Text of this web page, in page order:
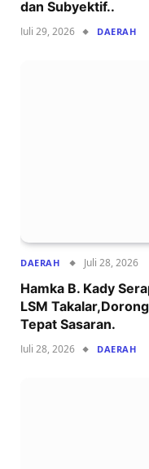
dan Subyektif..
Juli 29, 2026 DAERAH
DAERAH Juli 28, 2026
Hamka B. Kady
LSM
Tepat Sasaran.
Juli 28, 2026 DAERAH